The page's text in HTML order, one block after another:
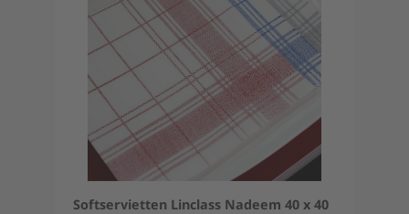
Softservietten Linclass Nadeem 40 x 40